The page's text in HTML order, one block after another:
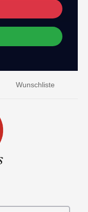
Wunschliste